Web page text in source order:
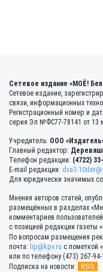
Сетевое издание «МОЁ!
Сетевое издание,
связи, информационных
Регистрационный номер и
серия Эл №ФС77-78141 от 13
Учредитель: ООО
Главный редактор:
Телефон редакции: (4722)
E-mail редакции: dva3-
Для юридически значимых
Мнения авторов статей,
размещённых в разделах
комментариев
с позицией редакции газеты
По вопросам размещения
почта: lip@kpv.ru с пометкой
или по телефону (473) 267-94-
Подписка на новости:
RSS